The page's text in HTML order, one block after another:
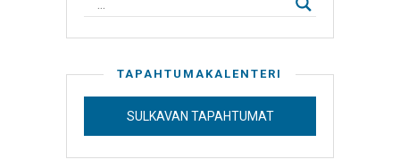
TAPAHTUMAKALENTERI
SULKAVAN TAPAHTUMAT